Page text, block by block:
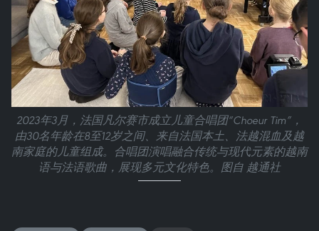
2023年3月，法国凡尔赛市成立儿童合唱团“Choeur Tim”，
由30名年龄在8至12岁之间、来自法国本土、法越混血及越
南家庭的儿童组成。合唱团演唱融合传统与现代元素的越南
语与法语歌曲，展现多元文化特色。图自 越通社